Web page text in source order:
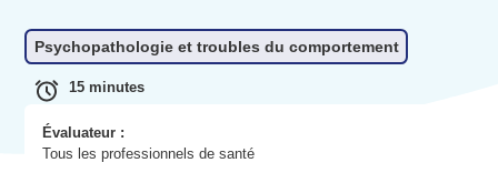
Psychopathologie et troubles du comportement
15 minutes
Évaluateur :
Tous les professionnels de santé